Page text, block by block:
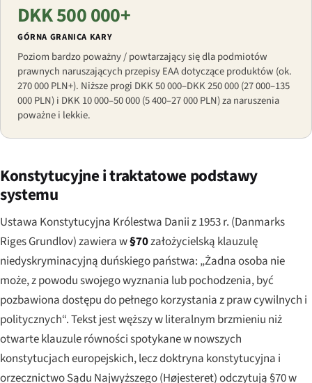
DKK 500 000+
GÓRNA GRANICA KARY
Poziom bardzo poważny / powtarzający się dla podmiotów
prawnych naruszających przepisy EAA dotyczące produktów (ok.
270 000 PLN+). Niższe progi DKK 50 000–DKK 250 000 (27 000–135
000 PLN) i DKK 10 000–50 000 (5 400–27 000 PLN) za naruszenia
poważne i lekkie.
Konstytucyjne i traktatowe podstawy
systemu
Ustawa Konstytucyjna Królestwa Danii z 1953 r. (Danmarks
Riges Grundlov) zawiera w§70założycielską klauzulę
niedyskryminacyjną duńskiego państwa: „Żadna osoba nie
może, z powodu swojego wyznania lub pochodzenia, być
pozbawiona dostępu do pełnego korzystania z praw cywilnych i
politycznych“. Tekst jest węższy w literalnym brzmieniu niż
otwarte klauzule równości spotykane w nowszych
konstytucjach europejskich, lecz doktryna konstytucyjna i
orzecznictwo Sądu Najwyższego (Højesteret) odczytują §70 w